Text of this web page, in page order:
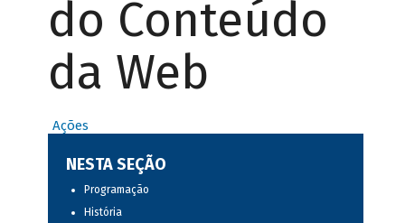
do Conteúdo
da Web
Ações
NESTA SEÇÃO
Programação
História